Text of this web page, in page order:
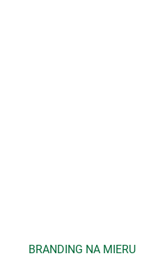
BRANDING NA MIERU